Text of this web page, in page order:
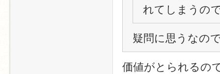
れてしまうの
疑問に思うなの
価値がとられるの